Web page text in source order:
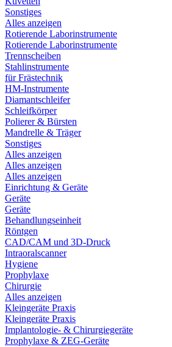
Sonstiges
Alles anzeigen
Rotierende Laborinstrumente
Rotierende Laborinstrumente
Trennscheiben
Stahlinstrumente
für Frästechnik
HM-Instrumente
Diamantschleifer
Schleifkörper
Polierer & Bürsten
Mandrelle & Träger
Sonstiges
Alles anzeigen
Alles anzeigen
Alles anzeigen
Einrichtung & Geräte
Geräte
Geräte
Behandlungseinheit
Röntgen
CAD/CAM und 3D-Druck
Intraoralscanner
Hygiene
Prophylaxe
Chirurgie
Alles anzeigen
Kleingeräte Praxis
Kleingeräte Praxis
Implantologie- & Chirurgiegeräte
Prophylaxe & ZEG-Geräte